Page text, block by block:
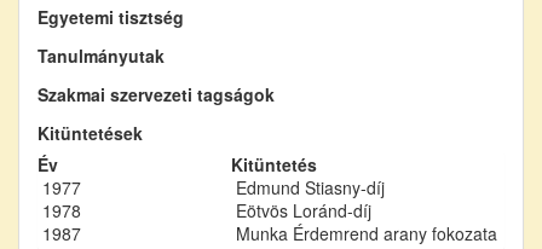
Egyetemi tisztség
Tanulmányutak
Szakmai szervezeti tagságok
Kitüntetések
Év
Kitüntetés
1977
Edmund Stiasny-díj
1978
Eötvös Loránd-díj
1987
Munka Érdemrend arany fokozata